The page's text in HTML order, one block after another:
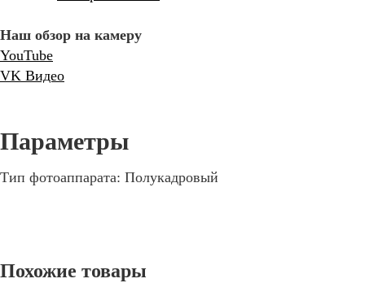
Наш обзор на камеру
YouTube
VK Видео
Тип фотоаппарата: Полукадровый
Похожие товары